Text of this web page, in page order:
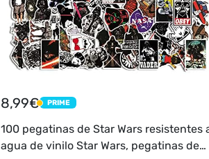
8,99€ PRIME
PRIME
100 pegatinas de Star Wars resistentes
agua de vinilo Star Wars, pegatinas de